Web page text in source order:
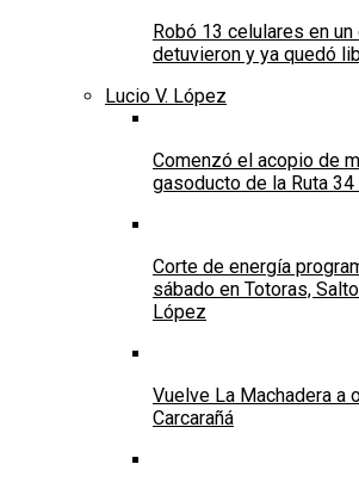
Robó 13 celulares en
detuvieron y ya quedó
Lucio V. López
Comenzó el acopio de
gasoducto de la Ruta
Corte de energía
sábado en Totoras,
López
Vuelve La Machadera a
Carcarañá